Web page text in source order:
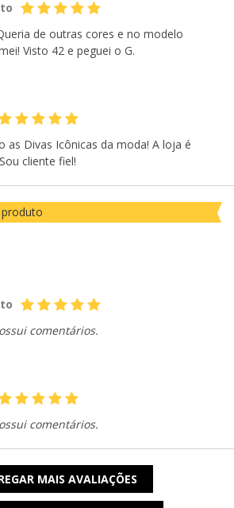
de outras cores e no modelo
Visto 42 e peguei o G.
as Divas Icônicas da moda! A loja é
cliente fiel!
comentários.
comentários.
MAIS AVALIAÇÕES